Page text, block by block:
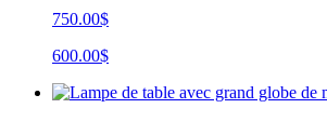
750.00$
600.00$